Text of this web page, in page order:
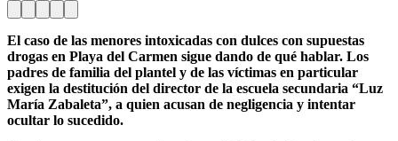
El caso de las menores intoxicadas con dulces con supuestas
drogas en Playa del Carmen sigue dando de qué hablar. Los
padres de familia del plantel y de las víctimas en particular
exigen la destitución del director de la escuela secundaria “Luz
María Zabaleta”, a quien acusan de negligencia y intentar
ocultar lo sucedido.